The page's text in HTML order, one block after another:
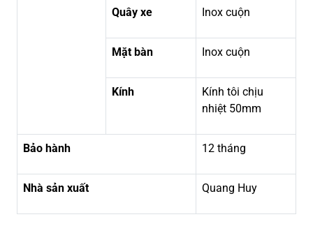
Quây xe Inox cuộn
Mặt bàn Inox cuộn
Kính
Kính tôi chịu
nhiệt 50mm
Bảo hành 12 tháng
Nhà sản xuất Quang Huy